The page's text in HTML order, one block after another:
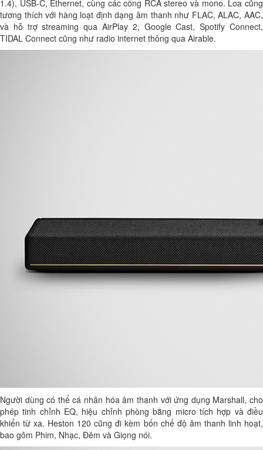
1.4), USB-C, Ethernet, cùng các cổng RCA stereo và mono. Loa cũng
tương thích với hàng loạt định dạng âm thanh như FLAC, ALAC, AAC,
và hỗ trợ streaming qua AirPlay 2, Google Cast, Spotify Connect,
TIDAL Connect cũng như radio internet thông qua Airable.
Người dùng có thể cá nhân hóa âm thanh với ứng dụng Marshall, cho
phép tinh chỉnh EQ, hiệu chỉnh phòng bằng micro tích hợp và điều
khiển từ xa. Heston 120 cũng đi kèm bốn chế độ âm thanh linh hoạt,
bao gôm Phim, Nhạc, Đêm và Giọng nói.